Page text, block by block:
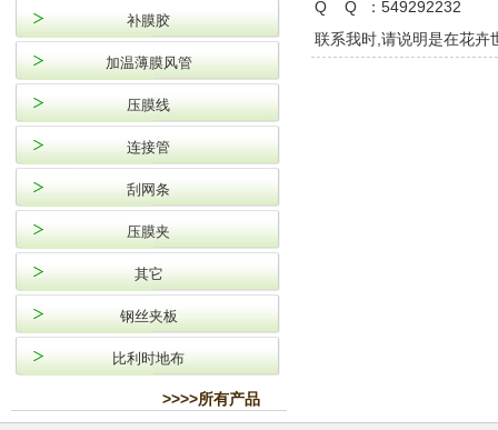
补膜胶
加温薄膜风管
压膜线
连接管
刮网条
压膜夹
其它
钢丝夹板
比利时地布
>>>>所有产品
Q Q ： 549292232
联系我时,请说明是在花卉